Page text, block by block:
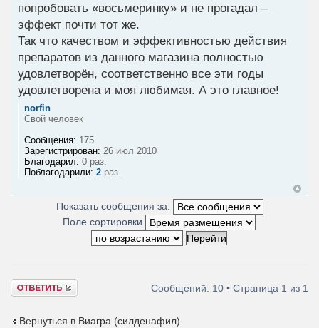
попробовать «восьмеринку» и не прогадал –
эффект почти тот же.
Так что качеством и эффективностью действия
препаратов из данного магазина полностью
удовлетворён, соответственно все эти годы
удовлетворена и моя любимая. А это главное!
norfin
Свой человек
Сообщения: 175
Зарегистрирован: 26 июл 2010
Благодарил: 0 раз.
Поблагодарили: 2 раз.
Показать сообщения за:
Поле сортировки
Ответить Сообщений: 10 • Страница 1 из 1
Вернуться в Виагра (силденафил)